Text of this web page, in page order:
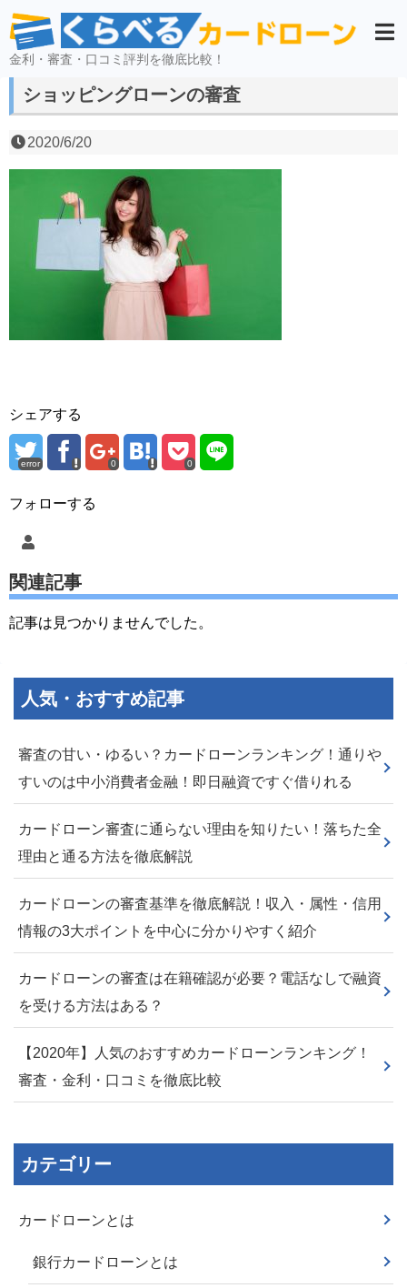
金利・審査・口コミ評判を徹底比較！
ショッピングローンの審査
2020/6/20
シェアする
error 0 0
フォローする
関連記事
記事は見つかりませんでした。
人気・おすすめ記事
審査の甘い・ゆるい？カードローンランキング！通りや
すいのは中小消費者金融！即日融資ですぐ借りれる
カードローン審査に通らない理由を知りたい！落ちた全
理由と通る方法を徹底解説
カードローンの審査基準を徹底解説！収入・属性・信用
情報の3大ポイントを中心に分かりやすく紹介
カードローンの審査は在籍確認が必要？電話なしで融資
を受ける方法はある？
【2020年】人気のおすすめカードローンランキング！
審査・金利・口コミを徹底比較
カテゴリー
カードローンとは
銀行カードローンとは